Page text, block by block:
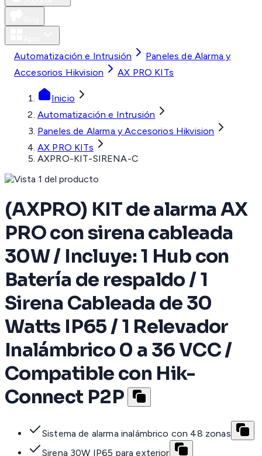
Automatización e Intrusión
Paneles de Alarma y
Accesorios Hikvision
AX PRO KITs
Inicio
Automatización e Intrusión
Paneles de Alarma y Accesorios Hikvision
AX PRO KITs
AXPRO-KIT-SIRENA-C
(AXPRO) KIT de alarma AX
PRO con sirena cableada
30W / Incluye: 1 Hub con
Batería de respaldo / 1
Sirena Cableada de 30
Watts IP65 / 1 Relevador
Inalámbrico 0 a 36 VCC /
Compatible con Hik-
Connect P2P
Sistema de alarma inalámbrico con 48 zonas
Sirena 30W IP65 para exterior